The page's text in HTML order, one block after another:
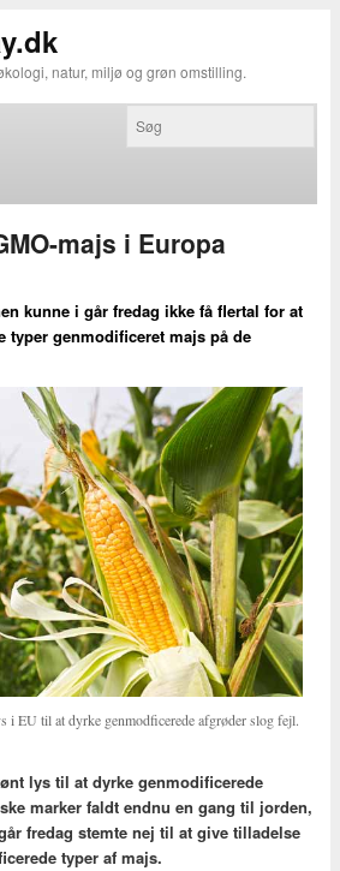
natur, miljø og grøn omstilling.
majs i Europa
kunne i går fredag ikke få flertal for at
typer genmodificeret majs på de
i EU til at dyrke genmodficerede afgrøder slog fejl.
lys til at dyrke genmodificerede
marker faldt endnu en gang til jorden,
fredag stemte nej til at give tilladelse
typer af majs.